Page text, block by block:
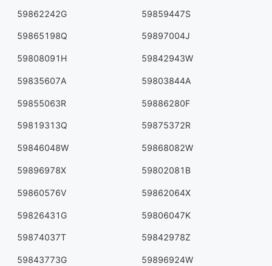
59862242G 59859447S
59865198Q 59897004J
59808091H 59842943W
59835607A 59803844A
59855063R 59886280F
59819313Q 59875372R
59846048W 59868082W
59896978X 59802081B
59860576V 59862064X
59826431G 59806047K
59874037T 59842978Z
59843773G 59896924W